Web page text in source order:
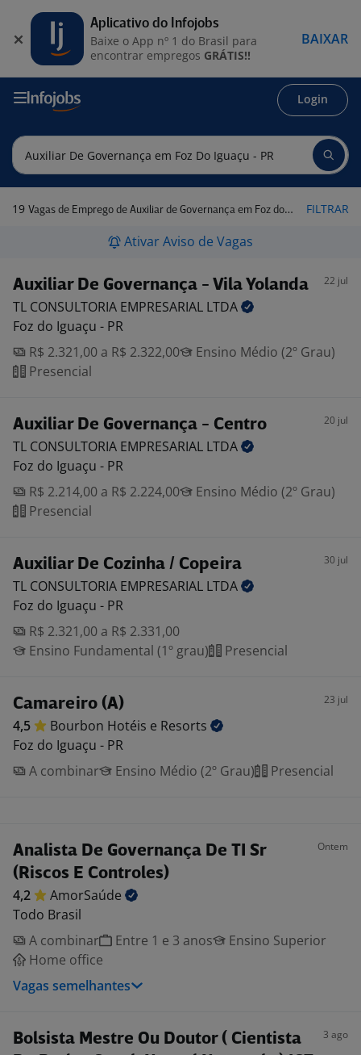
Login
19 Vagas de Emprego de Auxiliar de Governança em Foz do Iguaçu - PR FILTRAR
Ativar Aviso de Vagas
Auxiliar De Governança - Vila Yolanda 22 jul
TL CONSULTORIA EMPRESARIAL LTDA
Foz do Iguaçu - PR
R$ 2.321,00 a R$ 2.322,00
Ensino Médio (2º Grau)
Presencial
Auxiliar De Governança - Centro 20 jul
TL CONSULTORIA EMPRESARIAL LTDA
Foz do Iguaçu - PR
R$ 2.214,00 a R$ 2.224,00
Ensino Médio (2º Grau)
Presencial
Auxiliar De Cozinha / Copeira 30 jul
TL CONSULTORIA EMPRESARIAL LTDA
Foz do Iguaçu - PR
R$ 2.321,00 a R$ 2.331,00
Ensino Fundamental (1º grau)
Presencial
Camareiro (A) 23 jul
4,5 Bourbon Hotéis e Resorts
Foz do Iguaçu - PR
A combinar
Ensino Médio (2º Grau) Presencial
Analista De Governança De TI Sr
(Riscos E Controles)
Ontem
4,2
AmorSaúde
Todo Brasil
A combinar
Entre 1 e 3 anos
Ensino Superior
Home office
Vagas semelhantes
Bolsista Mestre Ou Doutor ( Cientista
3 ago
Aplicativo do Infojobs
Baixe o App nº 1 do Brasil para
encontrar empregos GRÁTIS!!
BAIXAR